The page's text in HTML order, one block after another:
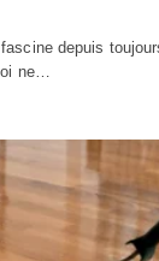
depuis
ne…